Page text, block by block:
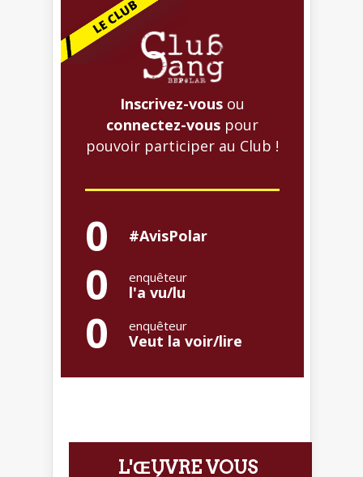
Inscrivez-vous ou
connectez-vous pour
pouvoir participer au Club !
0 #AvisPolar
0 enquêteur
l'a vu/lu
0 enquêteur
Veut la voir/lire
L'ŒUVRE VOUS